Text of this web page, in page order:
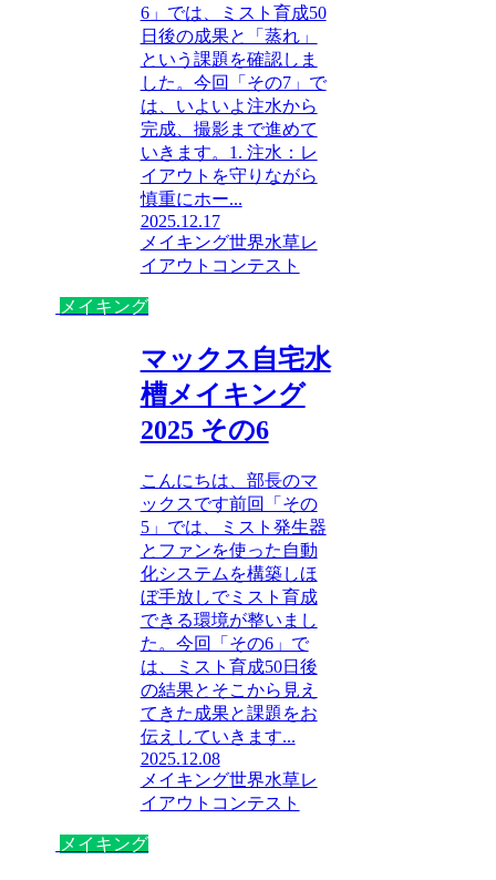
6」では、ミスト育成50
日後の成果と「蒸れ」
という課題を確認しま
した。今回「その7」で
は、いよいよ注水から
完成、撮影まで進めて
いきます。1. 注水：レ
イアウトを守りながら
慎重にホー...
2025.12.17
メイキング世界水草レ
イアウトコンテスト
メイキング
マックス自宅水
槽メイキング
2025 その6
こんにちは、部長のマ
ックスです前回「その
5」では、ミスト発生器
とファンを使った自動
化システムを構築しほ
ぼ手放しでミスト育成
できる環境が整いまし
た。今回「その6」で
は、ミスト育成50日後
の結果とそこから見え
てきた成果と課題をお
伝えしていきます...
2025.12.08
メイキング世界水草レ
イアウトコンテスト
メイキング